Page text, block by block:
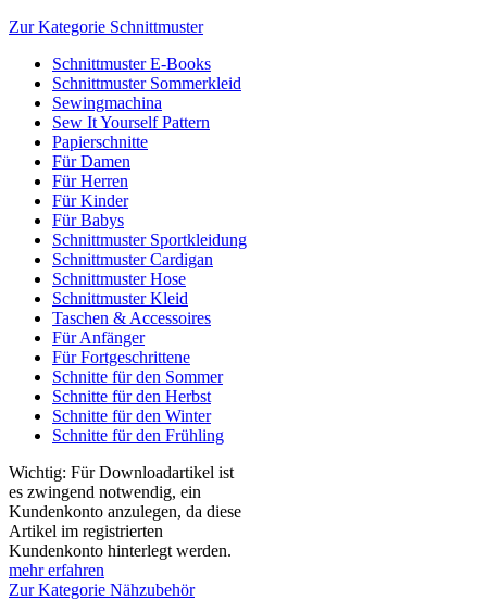
Zur Kategorie Schnittmuster
Schnittmuster E-Books
Schnittmuster Sommerkleid
Sewingmachina
Sew It Yourself Pattern
Papierschnitte
Für Damen
Für Herren
Für Kinder
Für Babys
Schnittmuster Sportkleidung
Schnittmuster Cardigan
Schnittmuster Hose
Schnittmuster Kleid
Taschen & Accessoires
Für Anfänger
Für Fortgeschrittene
Schnitte für den Sommer
Schnitte für den Herbst
Schnitte für den Winter
Schnitte für den Frühling
Wichtig: Für Downloadartikel ist
es zwingend notwendig, ein
Kundenkonto anzulegen, da diese
Artikel im registrierten
Kundenkonto hinterlegt werden.
mehr erfahren
Zur Kategorie Nähzubehör